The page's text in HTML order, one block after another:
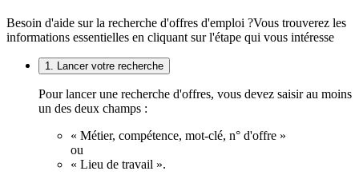
Besoin d'aide sur la recherche d'offres d'emploi ?Vous trouverez les
informations essentielles en cliquant sur l'étape qui vous intéresse
1. Lancer votre recherche
Pour lancer une recherche d'offres, vous devez saisir au moins
un des deux champs :
« Métier, compétence, mot-clé, n° d'offre »
ou
« Lieu de travail ».